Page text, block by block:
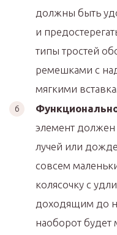
должны быть
и
типы тростей
ремешками с
мягкими
элемент
лучей или
совсем
колясочку с
доходящим до
наоборот